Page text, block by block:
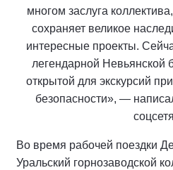
многом заслуга
сохраняет великое
интересные проекты.
легендарной Невьянской
открытой для экскурсий
безопасности», —
Во время рабочей поездки
Уральский горнозаводской